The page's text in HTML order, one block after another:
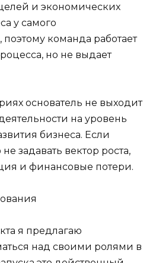
и экономических
у самого
команда работает
но не выдает
основатель не выходит
на уровень
бизнеса. Если
задавать вектор роста,
и финансовые потери.
я предлагаю
над своими ролями в